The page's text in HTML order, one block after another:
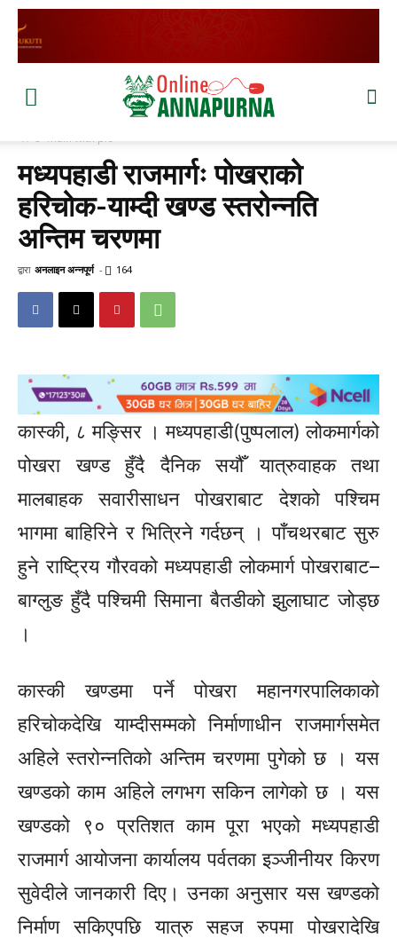
घर main with pic
मध्यपहाडी राजमार्गः पोखराको
हरिचोक-याम्दी खण्ड स्तरोन्नति
अन्तिम चरणमा
द्वारा अनलाइन अन्नपूर्ण - 164
कास्की, ८ मङ्सिर । मध्यपहाडी(पुष्पलाल) लोकमार्गको
पोखरा खण्ड हुँदै दैनिक सयौँ यात्रुवाहक तथा
मालबाहक सवारीसाधन पोखराबाट देशको पश्चिम
भागमा बाहिरिने र भित्रिने गर्दछन् । पाँचथरबाट सुरु
हुने राष्ट्रिय गौरवको मध्यपहाडी लोकमार्ग पोखराबाट–
बाग्लुङ हुँदै पश्चिमी सिमाना बैतडीको झुलाघाट जोड्छ
।
कास्की खण्डमा पर्ने पोखरा महानगरपालिकाको
हरिचोकदेखि याम्दीसम्मको निर्माणाधीन राजमार्गसमेत
अहिले स्तरोन्नतिको अन्तिम चरणमा पुगेको छ । यस
खण्डको काम अहिले लगभग सकिन लागेको छ । यस
खण्डको ९० प्रतिशत काम पूरा भएको मध्यपहाडी
राजमार्ग आयोजना कार्यालय पर्वतका इञ्जीनीयर किरण
सुवेदीले जानकारी दिए। उनका अनुसार यस खण्डको
निर्माण सकिएपछि यात्रु सहज रुपमा पोखरादेखि